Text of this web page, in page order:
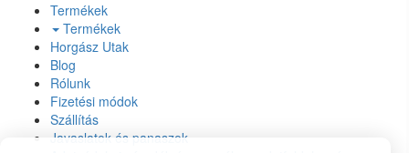
Termékek
Termékek
Horgász Utak
Blog
Rólunk
Fizetési módok
Szállítás
Javaslatok és panaszok